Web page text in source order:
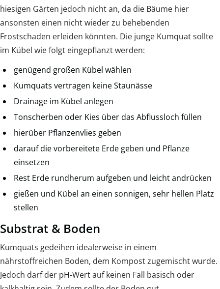
hiesigen Gärten jedoch nicht an, da die Bäume hier
ansonsten einen nicht wieder zu behebenden
Frostschaden erleiden könnten. Die junge Kumquat sollte
im Kübel wie folgt eingepflanzt werden:
genügend großen Kübel wählen
Kumquats vertragen keine Staunässe
Drainage im Kübel anlegen
Tonscherben oder Kies über das Abflussloch füllen
hierüber Pflanzenvlies geben
darauf die vorbereitete Erde geben und Pflanze
einsetzen
Rest Erde rundherum aufgeben und leicht andrücken
gießen und Kübel an einen sonnigen, sehr hellen Platz
stellen
Substrat & Boden
Kumquats gedeihen idealerweise in einem
nährstoffreichen Boden, dem Kompost zugemischt wurde.
Jedoch darf der pH-Wert auf keinen Fall basisch oder